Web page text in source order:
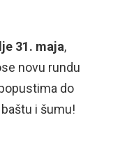
31. maja,
novu rundu
do
i šumu!